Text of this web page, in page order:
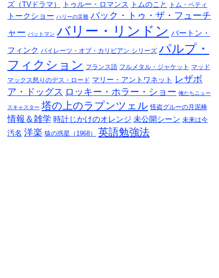
ズ（TVドラマ）
トゥルー・ロマンス トムのこと トム・ペティ
トークショー ハリーの災難 バック・トゥ・ザ・フューチ
ャー バットマン バリー・リンドン バートン・
フィンク パイレーツ・オブ・カリビアン シリーズ パルプ・
フィクション フランス語 フルメタル・ジャケット マッド
マックス怒りのデス・ロード マリー・アントワネット レザボ
ア・ドッグス ロッキー・ホラー・ショー 俺たちニュー
スキャスター 塔の上のラプンツェル 怪盗グルーの月泥棒
情報＆雑学 時計じかけのオレンジ 未公開シーン 未来は今
汚名 洋楽 猿の惑星（1968） 英語勉強法